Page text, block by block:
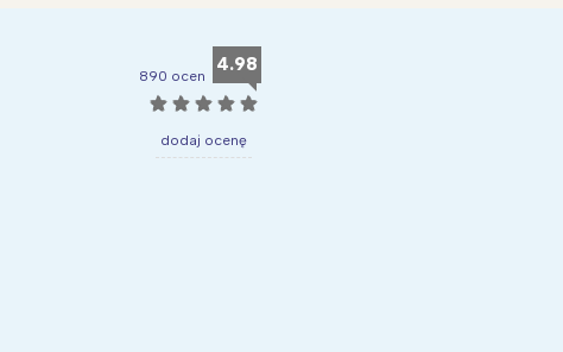
890 ocen
4.98
☆ ☆ ☆ ☆ ☆
dodaj ocenę